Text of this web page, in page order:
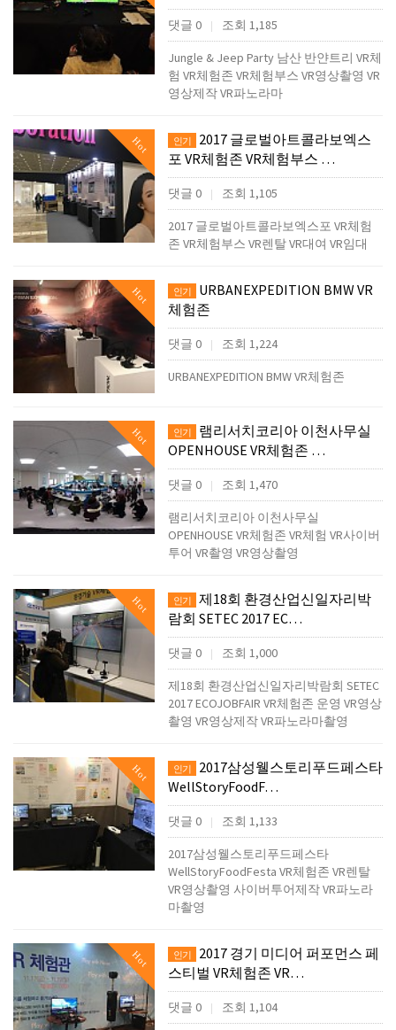
댓글 0 | 조회 1,185
Jungle & Jeep Party 남산 반얀트리 VR체
험 VR체험존 VR체험부스 VR영상촬영 VR
영상제작 VR파노라마
Hot 인기
2017 글로벌아트콜라보엑스
포 VR체험존 VR체험부스 …
댓글 0 | 조회 1,105
2017 글로벌아트콜라보엑스포 VR체험
존 VR체험부스 VR렌탈 VR대여 VR임대
Hot 인기
URBANEXPEDITION BMW VR
체험존
댓글 0 | 조회 1,224
URBANEXPEDITION BMW VR체험존
Hot 인기
램리서치코리아 이천사무실
OPENHOUSE VR체험존 …
댓글 0 | 조회 1,470
램리서치코리아 이천사무실
OPENHOUSE VR체험존 VR체험 VR사이버
투어 VR촬영 VR영상촬영
Hot 인기
제18회 환경산업신일자리박
람회 SETEC 2017 EC…
댓글 0 | 조회 1,000
제18회 환경산업신일자리박람회 SETEC
2017 ECOJOBFAIR VR체험존 운영 VR영상
촬영 VR영상제작 VR파노라마촬영
Hot 인기
2017삼성웰스토리푸드페스타
WellStoryFoodF…
댓글 0 | 조회 1,133
2017삼성웰스토리푸드페스타
WellStoryFoodFesta VR체험존 VR렌탈
VR영상촬영 사이버투어제작 VR파노라
마촬영
Hot 인기
2017 경기 미디어 퍼포먼스 페
스티벌 VR체험존 VR…
댓글 0 | 조회 1,104